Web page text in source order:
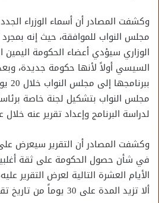
وكشفت المصادر أن أسماء الوزراء
مجلس النواب للموافقة، حيث إنه
الوزاري سيؤدي أعضاء الحكومة اليمين
السيسي أولاً لأنها حكومة جديدة،
مجلس النواب بتشكيل لجنة خاصة
لدراسة البرنامج وإعداد تقرير عنه
وكشفت المصادر أن التقرير سيعرض
في شأن حصول الحكومة على ثقة
الأيام العشرة التالية لعرض التقرير
ألا تزيد المدة على 30 يوماً من تاريخ تقديم الحكومة برنامجَها.